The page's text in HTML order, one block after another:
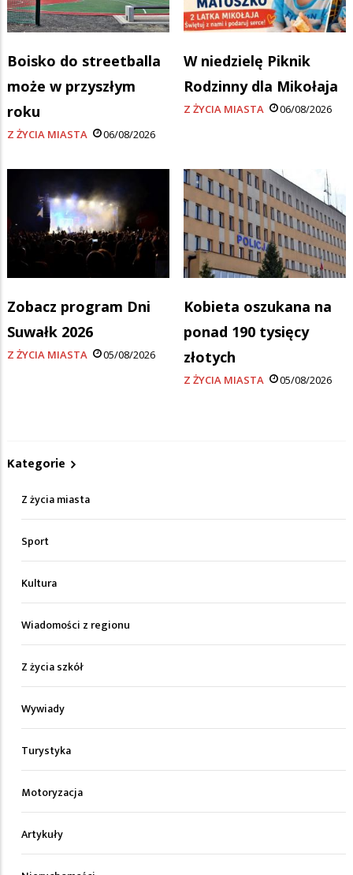
Boisko do streetballa
może w przyszłym
roku
Z ŻYCIA MIASTA 06/08/2026
W niedzielę Piknik
Rodzinny dla Mikołaja
Z ŻYCIA MIASTA 06/08/2026
Zobacz program Dni
Suwałk 2026
Z ŻYCIA MIASTA 05/08/2026
Kobieta oszukana na
ponad 190 tysięcy
złotych
Z ŻYCIA MIASTA 05/08/2026
Kategorie
Z życia miasta
Sport
Kultura
Wiadomości z regionu
Z życia szkół
Wywiady
Turystyka
Motoryzacja
Artykuły